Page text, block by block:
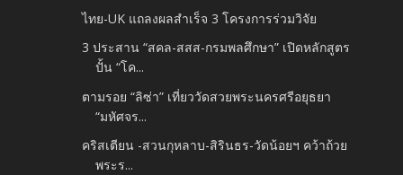
ไทย-UK แถลงผลสำเร็จ 3 โครงการร่วมวิจัย
3 ประสาน “สคล-สสส-กรมพลศึกษา” เปิดหลักสูตร
ปั้น “โค...
ตามรอย “ลิซ่า” เที่ยววัดสวยพระนครศรีอยุธยา
“มหัศจร...
คริสเตียน -สวนกุหลาบ-สิรินธร-วัดน้อยฯ คว้าถ้วย
พระร...